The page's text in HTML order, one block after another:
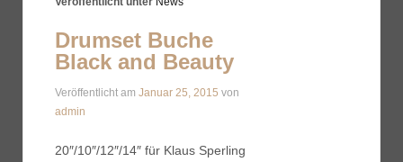
Drumset Buche
Black and Beauty
Veröffentlicht am Januar 25, 2015 von
admin
20″/10″/12″/14″ für Klaus Sperling